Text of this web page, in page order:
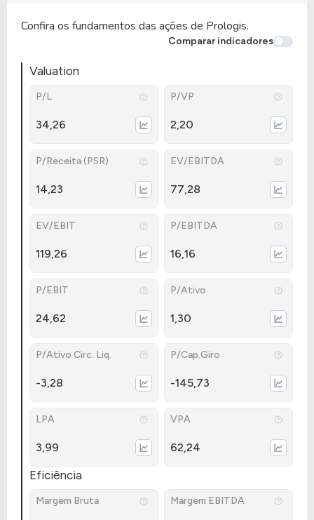
Confira os fundamentos das ações de Prologis.
Comparar indicadores
Valuation
P/L
34,26
P/VP
2,20
P/Receita (PSR)
14,23
EV/EBITDA
77,28
EV/EBIT
119,26
P/EBITDA
16,16
P/EBIT
24,62
P/Ativo
1,30
P/Ativo Circ. Liq.
-3,28
P/Cap.Giro
-145,73
LPA
3,99
VPA
62,24
Eficiência
Margem Bruta Margem EBITDA